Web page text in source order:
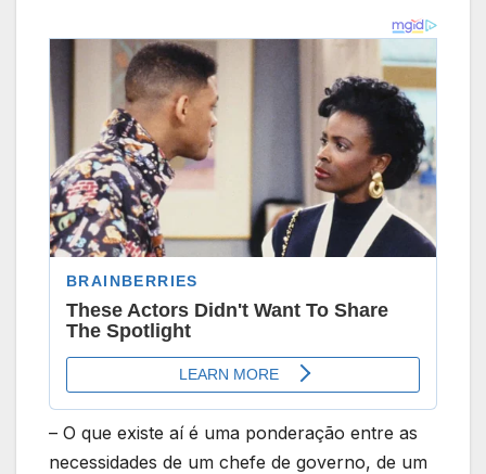
– O que existe aí é uma ponderação entre as
necessidades de um chefe de governo, de um